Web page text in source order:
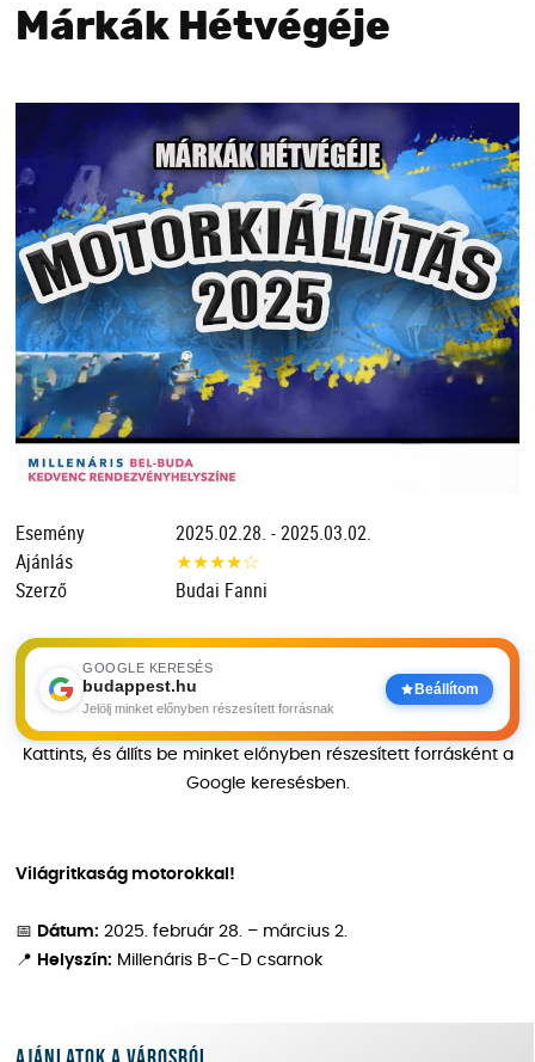
Márkák Hétvégéje
Esemény
2025.02.28. - 2025.03.02.
Ajánlás
★★★★☆
Szerző
Budai Fanni
GOOGLE KERESÉS
budappest.hu
Jelölj minket előnyben részesített forrásnak
Beállítom
Kattints, és állíts be minket előnyben részesített forrásként a
Google keresésben.
Világritkaság motorokkal!
📅 Dátum: 2025. február 28. – március 2.
📍 Helyszín: Millenáris B-C-D csarnok